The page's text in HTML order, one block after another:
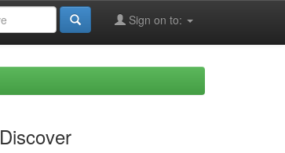
Sign on to:
Discover